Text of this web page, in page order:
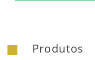
Produtos